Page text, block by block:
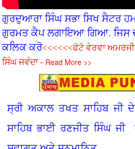
ਗੁਰਦੁਆਰਾ ਸਿੰਘ ਸਭਾ ਸਿਖ ਸੈਟਰ
ਗੁਰਮਤ ਕੈਪ ਲਗਾਇਆ ਗਿਆ.
ਕਲਿਕ ਕਰੋ<<<<<<ਫੋਟੋ ਵੇਰਵਾ
ਸਿੰਘ ਜਵੰਦਾ - Read More >>
ਸ੍ਰੀ ਅਕਾਲ ਤਖਤ ਸਾਹਿਬ ਜੀ
ਸਾਹਿਬ ਭਾਈ ਰਣਜੀਤ ਸਿੰਘ ਜੀ